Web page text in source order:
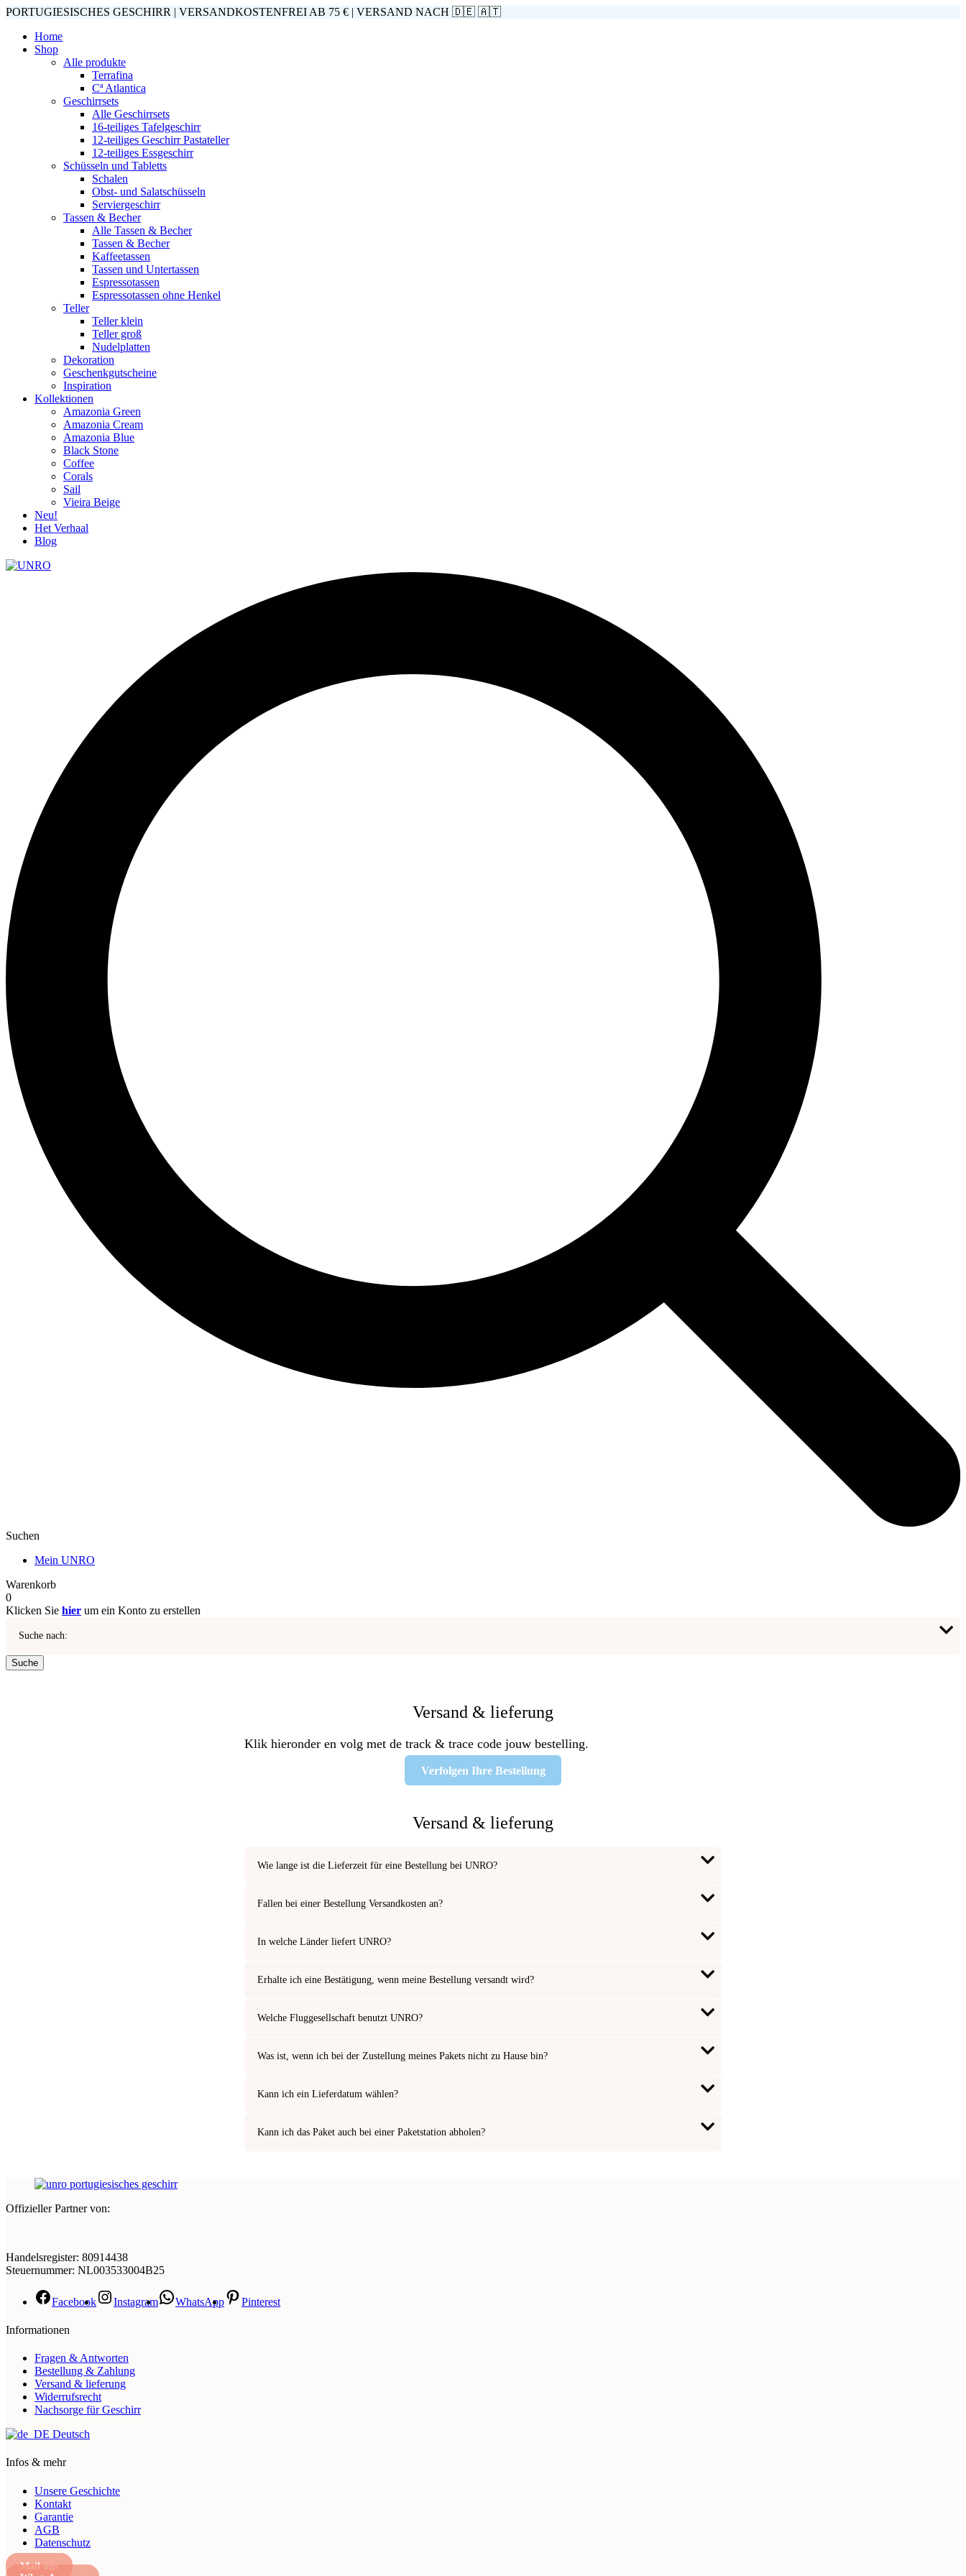
PORTUGIESISCHES GESCHIRR | VERSANDKOSTENFREI AB 75 € | VERSAND NACH 🇩🇪 🇦🇹
Home
Shop
Alle produkte
Terrafina
Cª Atlantica
Geschirrsets
Alle Geschirrsets
16-teiliges Tafelgeschirr
12-teiliges Geschirr Pastateller
12-teiliges Essgeschirr
Schüsseln und Tabletts
Schalen
Obst- und Salatschüsseln
Serviergeschirr
Tassen & Becher
Alle Tassen & Becher
Tassen & Becher
Kaffeetassen
Tassen und Untertassen
Espressotassen
Espressotassen ohne Henkel
Teller
Teller klein
Teller groß
Nudelplatten
Dekoration
Geschenkgutscheine
Inspiration
Kollektionen
Amazonia Green
Amazonia Cream
Amazonia Blue
Black Stone
Coffee
Corals
Sail
Vieira Beige
Neu!
Het Verhaal
Blog
Suchen
Mein UNRO
Warenkorb
0
Klicken Sie hier um ein Konto zu erstellen
Suche nach:
Suche
Versand & lieferung
Klik hieronder en volg met de track & trace code jouw bestelling.
Verfolgen Ihre Bestellung
Versand & lieferung
Wie lange ist die Lieferzeit für eine Bestellung bei UNRO?
Fallen bei einer Bestellung Versandkosten an?
In welche Länder liefert UNRO?
Erhalte ich eine Bestätigung, wenn meine Bestellung versandt wird?
Welche Fluggesellschaft benutzt UNRO?
Was ist, wenn ich bei der Zustellung meines Pakets nicht zu Hause bin?
Kann ich ein Lieferdatum wählen?
Kann ich das Paket auch bei einer Paketstation abholen?
Offizieller Partner von:
Handelsregister: 80914438
Steuernummer: NL003533004B25
Facebook Instagram WhatsApp Pinterest
Informationen
Fragen & Antworten
Bestellung & Zahlung
Versand & lieferung
Widerrufsrecht
Nachsorge für Geschirr
Deutsch
Infos & mehr
Unsere Geschichte
Kontakt
Garantie
AGB
Datenschutz
Mail uns